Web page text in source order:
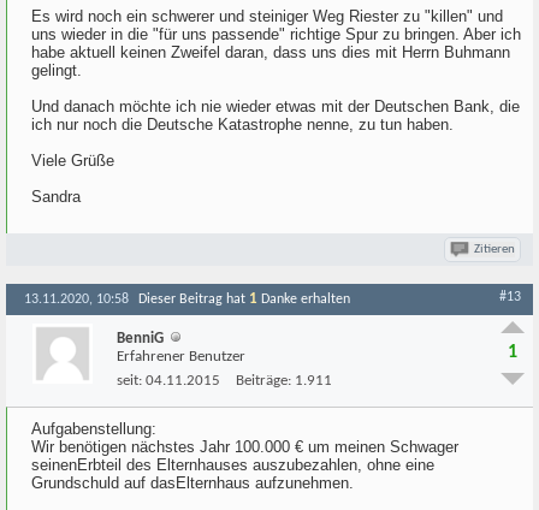
Es wird noch ein schwerer und steiniger Weg Riester zu "killen" und
uns wieder in die "für uns passende" richtige Spur zu bringen. Aber ich
habe aktuell keinen Zweifel daran, dass uns dies mit Herrn Buhmann
gelingt.
Und danach möchte ich nie wieder etwas mit der Deutschen Bank, die
ich nur noch die Deutsche Katastrophe nenne, zu tun haben.
Viele Grüße
Sandra
Zitieren
13.11.2020, 10:58 Dieser Beitrag hat 1 Danke erhalten #13
BenniG
Erfahrener Benutzer
seit: 04.11.2015 Beiträge: 1.911
1
Aufgabenstellung:
Wir benötigen nächstes Jahr 100.000 € um meinen Schwager
seinenErbteil des Elternhauses auszubezahlen, ohne eine
Grundschuld auf dasElternhaus aufzunehmen.